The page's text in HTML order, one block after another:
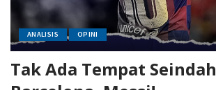
ANALISIS OPINI
Tak Ada Tempat Seindah